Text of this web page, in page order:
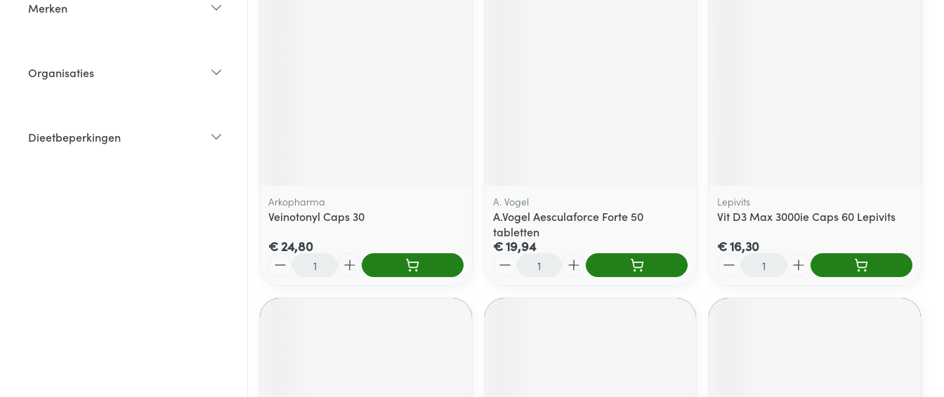
Merken
Organisaties
Dieetbeperkingen
Arkopharma
Veinotonyl Caps 30
€ 24,80
A. Vogel
A.Vogel Aesculaforce Forte 50
tabletten
€ 19,94
Lepivits
Vit D3 Max 3000ie Caps 60 Lepivits
€ 16,30